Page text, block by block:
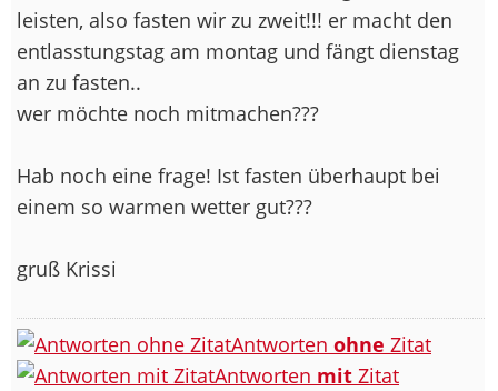
leisten, also fasten wir zu zweit!!! er macht den
entlasstungstag am montag und fängt dienstag
an zu fasten..
wer möchte noch mitmachen???
Hab noch eine frage! Ist fasten überhaupt bei
einem so warmen wetter gut???
gruß Krissi
Antworten ohne Zitat
Antworten mit Zitat